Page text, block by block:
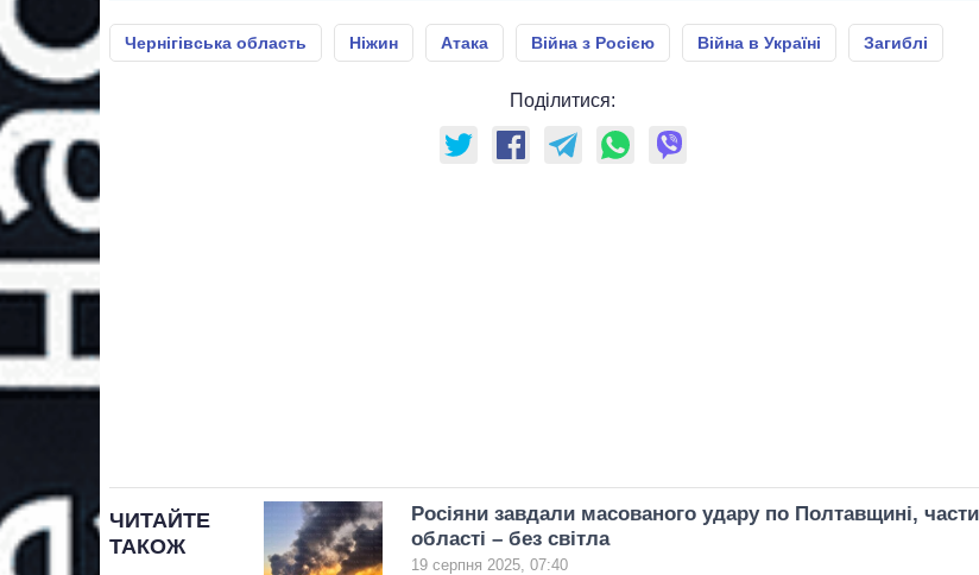
Чернігівська область Ніжин Атака Війна з Росією Війна в Україні Загиблі
Поділитися:
ЧИТАЙТЕ
ТАКОЖ
Росіяни завдали масованого удару по Полтавщині,
областi – без світла
19 серпня 2025, 07:40